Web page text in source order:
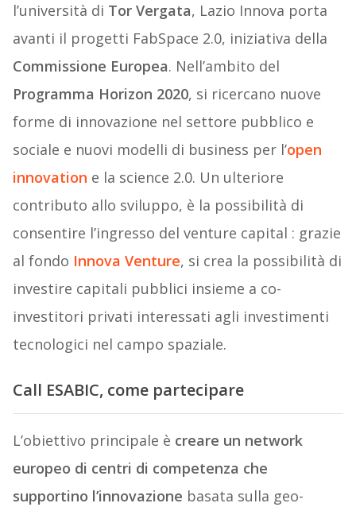
l’università di Tor Vergata, Lazio Innova porta
avanti il progetti FabSpace 2.0, iniziativa della
Commissione Europea. Nell’ambito del
Programma Horizon 2020, si ricercano nuove
forme di innovazione nel settore pubblico e
sociale e nuovi modelli di business per l’open
innovation e la science 2.0. Un ulteriore
contributo allo sviluppo, è la possibilità di
consentire l’ingresso del venture capital : grazie
al fondo Innova Venture, si crea la possibilità di
investire capitali pubblici insieme a co-
investitori privati interessati agli investimenti
tecnologici nel campo spaziale.
Call ESABIC, come partecipare
L’obiettivo principale è creare un network
europeo di centri di competenza che
supportino l’innovazione basata sulla geo-